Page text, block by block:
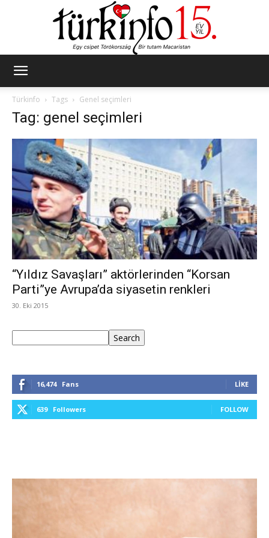
Türkinfo
Tags Genel seçimleri
Tag: genel seçimleri
“Yıldız Savaşları” aktörlerinden “Korsan
Parti”ye Avrupa’da siyasetin renkleri
30. Eki 2015
Search
16,474 Fans LIKE
639 Followers FOLLOW